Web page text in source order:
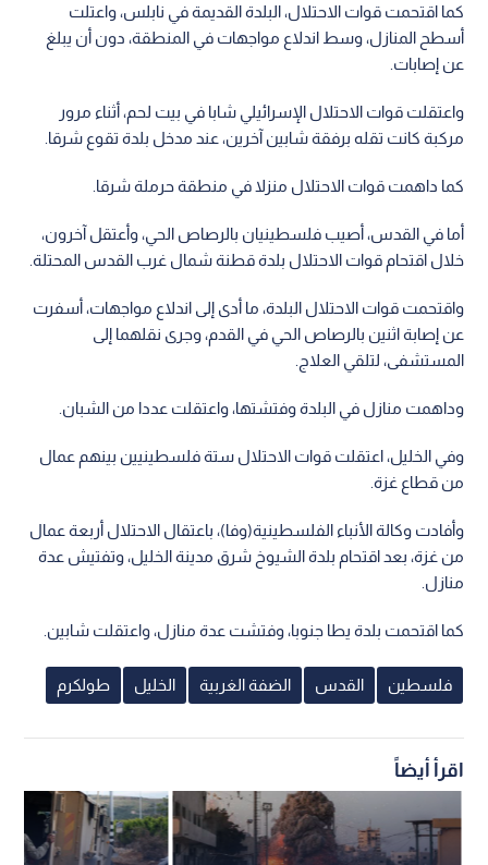
كما اقتحمت قوات الاحتلال، البلدة القديمة في نابلس، واعتلت
أسطح المنازل، وسط اندلاع مواجهات في المنطقة، دون أن يبلغ
عن إصابات.
واعتقلت قوات الاحتلال الإسرائيلي شابا في بيت لحم، أثناء مرور
مركبة كانت تقله برفقة شابين آخرين، عند مدخل بلدة تقوع شرقا.
كما داهمت قوات الاحتلال منزلا في منطقة حرملة شرقا.
أما في القدس، أصيب فلسطينيان بالرصاص الحي، وأعتقل آخرون،
خلال اقتحام قوات الاحتلال بلدة قطنة شمال غرب القدس المحتلة.
واقتحمت قوات الاحتلال البلدة، ما أدى إلى اندلاع مواجهات، أسفرت
عن إصابة اثنين بالرصاص الحي في القدم، وجرى نقلهما إلى
المستشفى، لتلقي العلاج.
وداهمت منازل في البلدة وفتشتها، واعتقلت عددا من الشبان.
وفي الخليل، اعتقلت قوات الاحتلال ستة فلسطينيين بينهم عمال
من قطاع غزة.
وأفادت وكالة الأنباء الفلسطينية(وفا)، باعتقال الاحتلال أربعة عمال
من غزة، بعد اقتحام بلدة الشيوخ شرق مدينة الخليل، وتفتيش عدة
منازل.
كما اقتحمت بلدة يطا جنوبا، وفتشت عدة منازل، واعتقلت شابين.
فلسطين القدس الضفة الغربية الخليل طولكرم
اقرأ أيضاً